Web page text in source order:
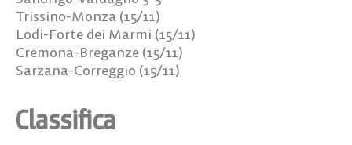
Trissino-Monza (15/11)
Lodi-Forte dei Marmi (15/11)
Cremona-Breganze (15/11)
Sarzana-Correggio (15/11)
Classifica